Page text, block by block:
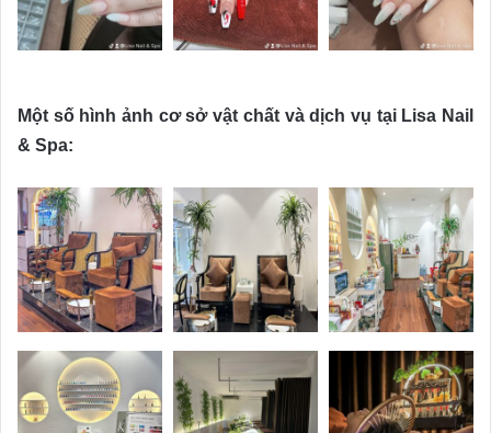
Một số hình ảnh cơ sở vật chất và dịch vụ tại Lisa Nail
& Spa: